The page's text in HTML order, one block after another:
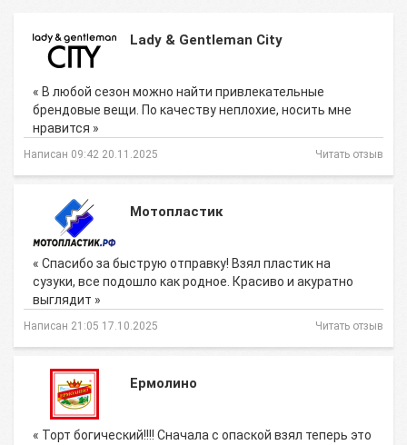
Lady & Gentleman City
« В любой сезон можно найти привлекательные
брендовые вещи. По качеству неплохие, носить мне
нравится »
Написан 09:42 20.11.2025 Читать отзыв
Мотопластик
« Спасибо за быструю отправку! Взял пластик на
сузуки, все подошло как родное. Красиво и акуратно
выглядит »
Написан 21:05 17.10.2025 Читать отзыв
Ермолино
« Торт богический!!!! Сначала с опаской взял теперь это